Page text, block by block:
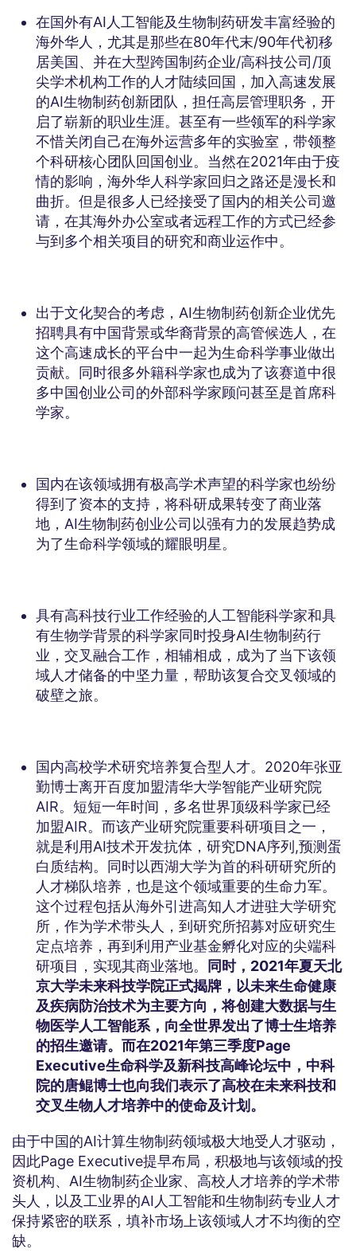
在国外有AI人工智能及生物制药研发丰富经验的
海外华人，尤其是那些在80年代末/90年代初移
居美国、并在大型跨国制药企业/高科技公司/顶
尖学术机构工作的人才陆续回国，加入高速发展
的AI生物制药创新团队，担任高层管理职务，开
启了崭新的职业生涯。甚至有一些领军的科学家
不惜关闭自己在海外运营多年的实验室，带领整
个科研核心团队回国创业。当然在2021年由于疫
情的影响，海外华人科学家回归之路还是漫长和
曲折。但是很多人已经接受了国内的相关公司邀
请，在其海外办公室或者远程工作的方式已经参
与到多个相关项目的研究和商业运作中。
出于文化契合的考虑，AI生物制药创新企业优先
招聘具有中国背景或华裔背景的高管候选人，在
这个高速成长的平台中一起为生命科学事业做出
贡献。同时很多外籍科学家也成为了该赛道中很
多中国创业公司的外部科学家顾问甚至是首席科
学家。
国内在该领域拥有极高学术声望的科学家也纷纷
得到了资本的支持，将科研成果转变了商业落
地，AI生物制药创业公司以强有力的发展趋势成
为了生命科学领域的耀眼明星。
具有高科技行业工作经验的人工智能科学家和具
有生物学背景的科学家同时投身AI生物制药行
业，交叉融合工作，相辅相成，成为了当下该领
域人才储备的中坚力量，帮助该复合交叉领域的
破壁之旅。
国内高校学术研究培养复合型人才。2020年张亚
勤博士离开百度加盟清华大学智能产业研究院
AIR。短短一年时间，多名世界顶级科学家已经
加盟AIR。而该产业研究院重要科研项目之一，
就是利用AI技术开发抗体，研究DNA序列,预测蛋
白质结构。同时以西湖大学为首的科研研究所的
人才梯队培养，也是这个领域重要的生命力军。
这个过程包括从海外引进高知人才进驻大学研究
所，作为学术带头人，到研究所招募对应研究生
定点培养，再到利用产业基金孵化对应的尖端科
研项目，实现其商业落地。
同时，2021年夏天北
京大学未来科技学院正式揭牌，以未来生命健康
及疾病防治技术为主要方向，将创建大数据与生
物医学人工智能系，向全世界发出了博士生培养
的招生邀请。而在2021年第三季度Page
Executive生命科学及新科技高峰论坛中，中科
院的唐鲲博士也向我们表示了高校在未来科技和
交叉生物人才培养中的使命及计划。
由于中国的AI计算生物制药领域极大地受人才驱动，
因此Page Executive提早布局，积极地与该领域的投
资机构、AI生物制药企业家、高校人才培养的学术带
头人，以及工业界的AI人工智能和生物制药专业人才
保持紧密的联系，填补市场上该领域人才不均衡的空
缺。